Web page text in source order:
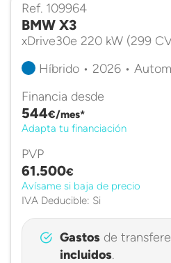
Ref. 109964
BMW X3
xDrive30e 220 kW (299
Híbrido • 2026 •
Financia desde
544€/mes*
Adapta tu financiación
PVP
61.500€
Avísame si baja de precio
IVA Deducible: Si
Gastosde
incluidos.